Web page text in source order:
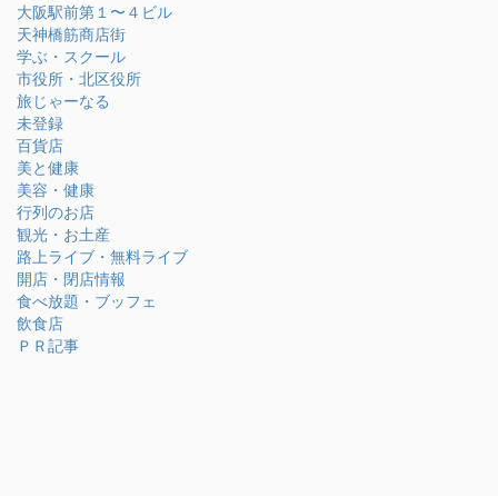
大阪駅前第１〜４ビル
天神橋筋商店街
学ぶ・スクール
市役所・北区役所
旅じゃーなる
未登録
百貨店
美と健康
美容・健康
行列のお店
観光・お土産
路上ライブ・無料ライブ
開店・閉店情報
食べ放題・ブッフェ
飲食店
ＰＲ記事